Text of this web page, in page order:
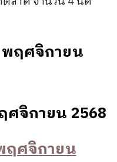
ฤศจิกายน
จิกายน 2568
ฤศจิกายน